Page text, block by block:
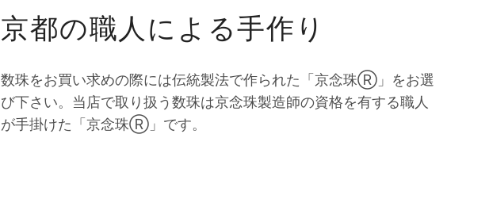
京都の職人による手作り
数珠をお買い求めの際には伝統製法で作られた「京念珠Ⓡ」をお選
び下さい。当店で取り扱う数珠は京念珠製造師の資格を有する職人
が手掛けた「京念珠Ⓡ」です。